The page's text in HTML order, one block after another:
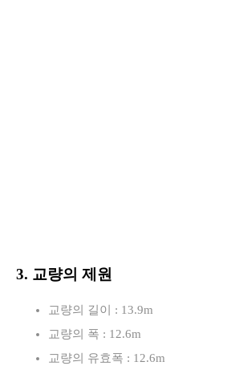
3. 교량의 제원
교량의 길이 : 13.9m
교량의 폭 : 12.6m
교량의 유효폭 : 12.6m